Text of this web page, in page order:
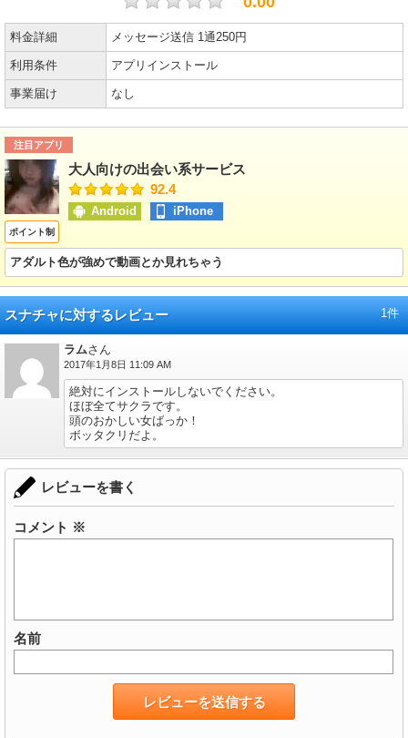
料金詳細 メッセージ送信 1通250円
利用条件 アプリインストール
事業届け なし
注目アプリ
ポイント制
大人向けの出会い系サービス
92.4
Android iPhone
アダルト色が強めで動画とか見れちゃう
スナチャに対するレビュー 1件
ラムさん
2017年1月8日 11:09 AM
絶対にインストールしないでください。
ほぼ全てサクラです。
頭のおかしい女ばっか！
ボッタクリだよ。
レビューを書く
コメント ※
名前